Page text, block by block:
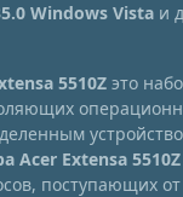
Windows Vista и
5510Z это
Acer Extensa 5510Z
поступающих